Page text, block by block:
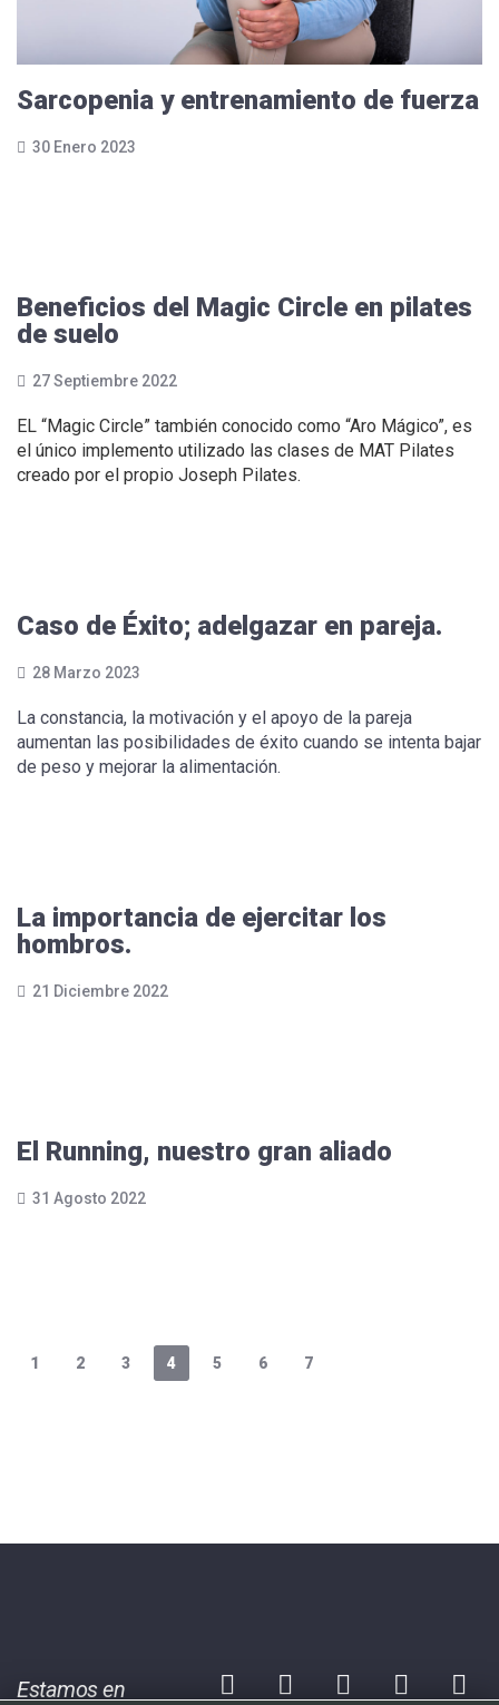
Sarcopenia y entrenamiento de fuerza
30 Enero 2023
Beneficios del Magic Circle en pilates
de suelo
27 Septiembre 2022
EL “Magic Circle” también conocido como “Aro Mágico”, es
el único implemento utilizado las clases de MAT Pilates
creado por el propio Joseph Pilates.
Caso de Éxito; adelgazar en pareja.
28 Marzo 2023
La constancia, la motivación y el apoyo de la pareja
aumentan las posibilidades de éxito cuando se intenta bajar
de peso y mejorar la alimentación.
La importancia de ejercitar los
hombros.
21 Diciembre 2022
El Running, nuestro gran aliado
31 Agosto 2022
1 2 3 4 5 6 7
Estamos en